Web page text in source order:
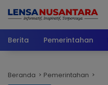
Berita
Pemerintahan
Beranda Pemerintahan